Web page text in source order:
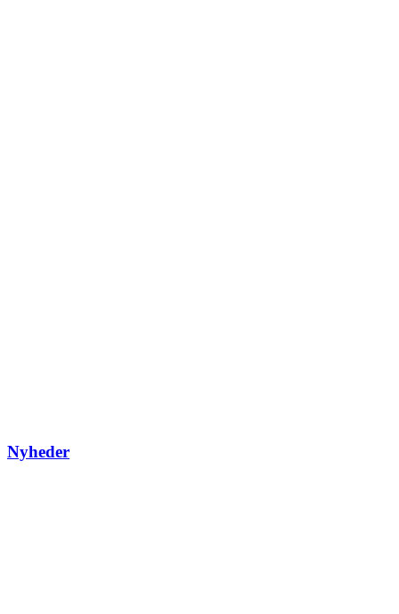
Nyheder